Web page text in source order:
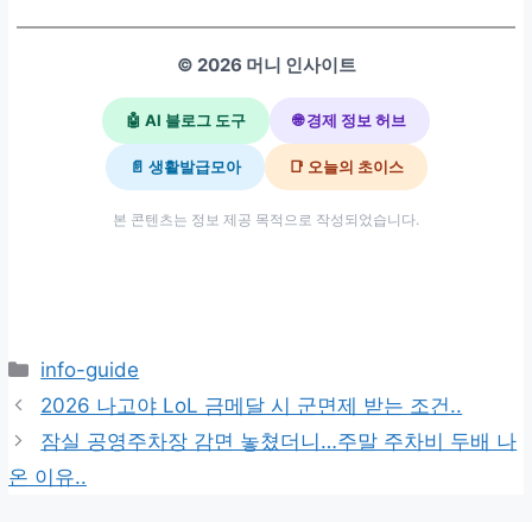
© 2026 머니 인사이트
🤖 AI 블로그 도구 🌐 경제 정보 허브
📄 생활발급모아 📑 오늘의 초이스
본 콘텐츠는 정보 제공 목적으로 작성되었습니다.
카
테
리
info-guide
2026 나고야 LoL 금메달 시 군면제 받는 조건..
잠실 공영주차장 감면 놓쳤더니…주말 주차비 두배 나
온 이유..